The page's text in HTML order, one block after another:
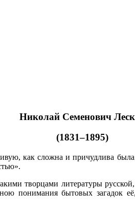
Николай Семенович
(1831–1895)
как сложна и причудлива
творцами литературы
понимания бытовых загадок